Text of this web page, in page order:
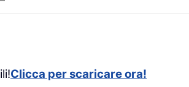
Clicca per scaricare ora!